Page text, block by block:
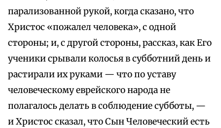
парализованной рукой, когда сказано, что
Христос «пожалел человека», с одной
стороны; и, с другой стороны, рассказ, как Его
ученики срывали колосья в субботний день и
растирали их руками — что по уставу
человеческому еврейского народа не
полагалось делать в соблюдение субботы, —
и Христос сказал, что Сын Человеческий есть